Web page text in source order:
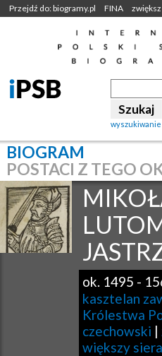
Przejdź do: biogramy.pl FINA
wyszukiwanie
BIOGRAM
POSTACI Z TEGO
ok. 1495 -
kasztelan
Królestwa
czechowski |
większy